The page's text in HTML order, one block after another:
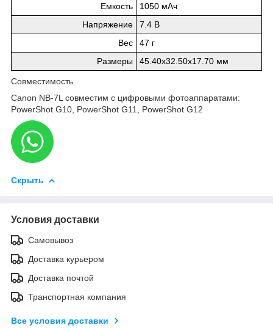
Емкость
1050 мАч
Напряжение
7.4 В
Вес
47 г
Размеры
45.40х32.50х17.70 мм
Совместимость
Canon NB-7L совместим с цифровыми фотоаппаратами:
PowerShot G10, PowerShot G11, PowerShot G12
Скрыть
Условия доставки
Самовывоз
Доставка курьером
Доставка почтой
Транспортная компания
Все условия доставки